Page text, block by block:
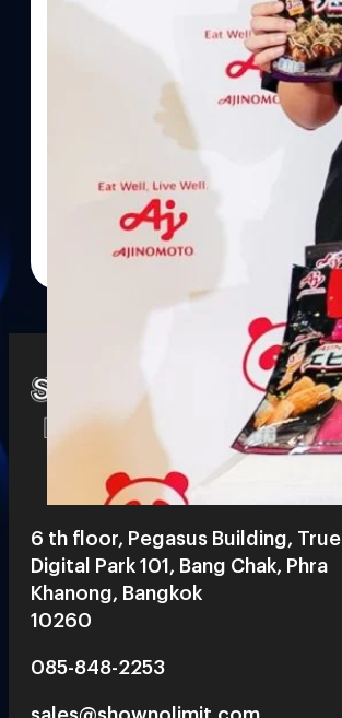
6 th floor, Pegasus Building, True
Digital Park 101, Bang Chak, Phra
Khanong, Bangkok
10260
085-848-2253